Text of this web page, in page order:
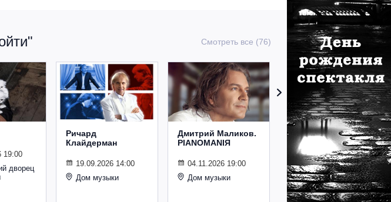
Смотреть все (76)
19:00
дворец
Ричард
Клайдерман
19.09.2026 14:00
Дом музыки
Дмитрий Маликов.
PIANOMANIЯ
04.11.2026 19:00
Дом музыки
Рождественский
концерт
Владимира
Спивакова
24.12.2026 19:00
Дом музыки